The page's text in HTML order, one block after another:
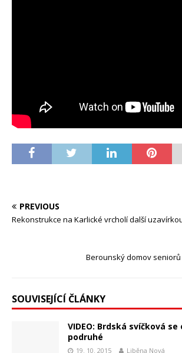
PREVIOUS
Rekonstrukce na Karlické vrcholí další
Berounský domov
SOUVISEJÍCÍ ČLÁNKY
VIDEO: Brdská svíčková
podruhé
19. 10. 2015 Liběna Nová